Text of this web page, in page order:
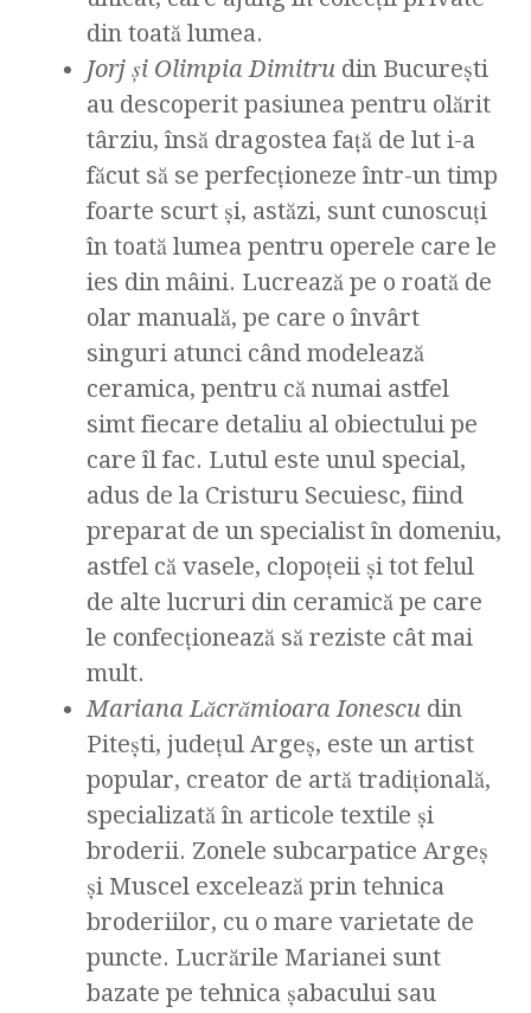
din toată lumea.
Jorj şi Olimpia Dimitru din București
au descoperit pasiunea pentru olărit
târziu, însă dragostea față de lut i-a
făcut să se perfecționeze într-un timp
foarte scurt și, astăzi, sunt cunoscuți
în toată lumea pentru operele care le
ies din mâini. Lucrează pe o roată de
olar manuală, pe care o învârt
singuri atunci când modelează
ceramica, pentru că numai astfel
simt fiecare detaliu al obiectului pe
care îl fac. Lutul este unul special,
adus de la Cristuru Secuiesc, fiind
preparat de un specialist în domeniu,
astfel că vasele, clopoţeii şi tot felul
de alte lucruri din ceramică pe care
le confecţionează să reziste cât mai
mult.
Mariana Lăcrămioara Ionescu din
Pitești, județul Argeș, este un artist
popular, creator de artă tradițională,
specializată în articole textile și
broderii. Zonele subcarpatice Argeş
şi Muscel excelează prin tehnica
broderiilor, cu o mare varietate de
puncte. Lucrările Marianei sunt
bazate pe tehnica şabacului sau